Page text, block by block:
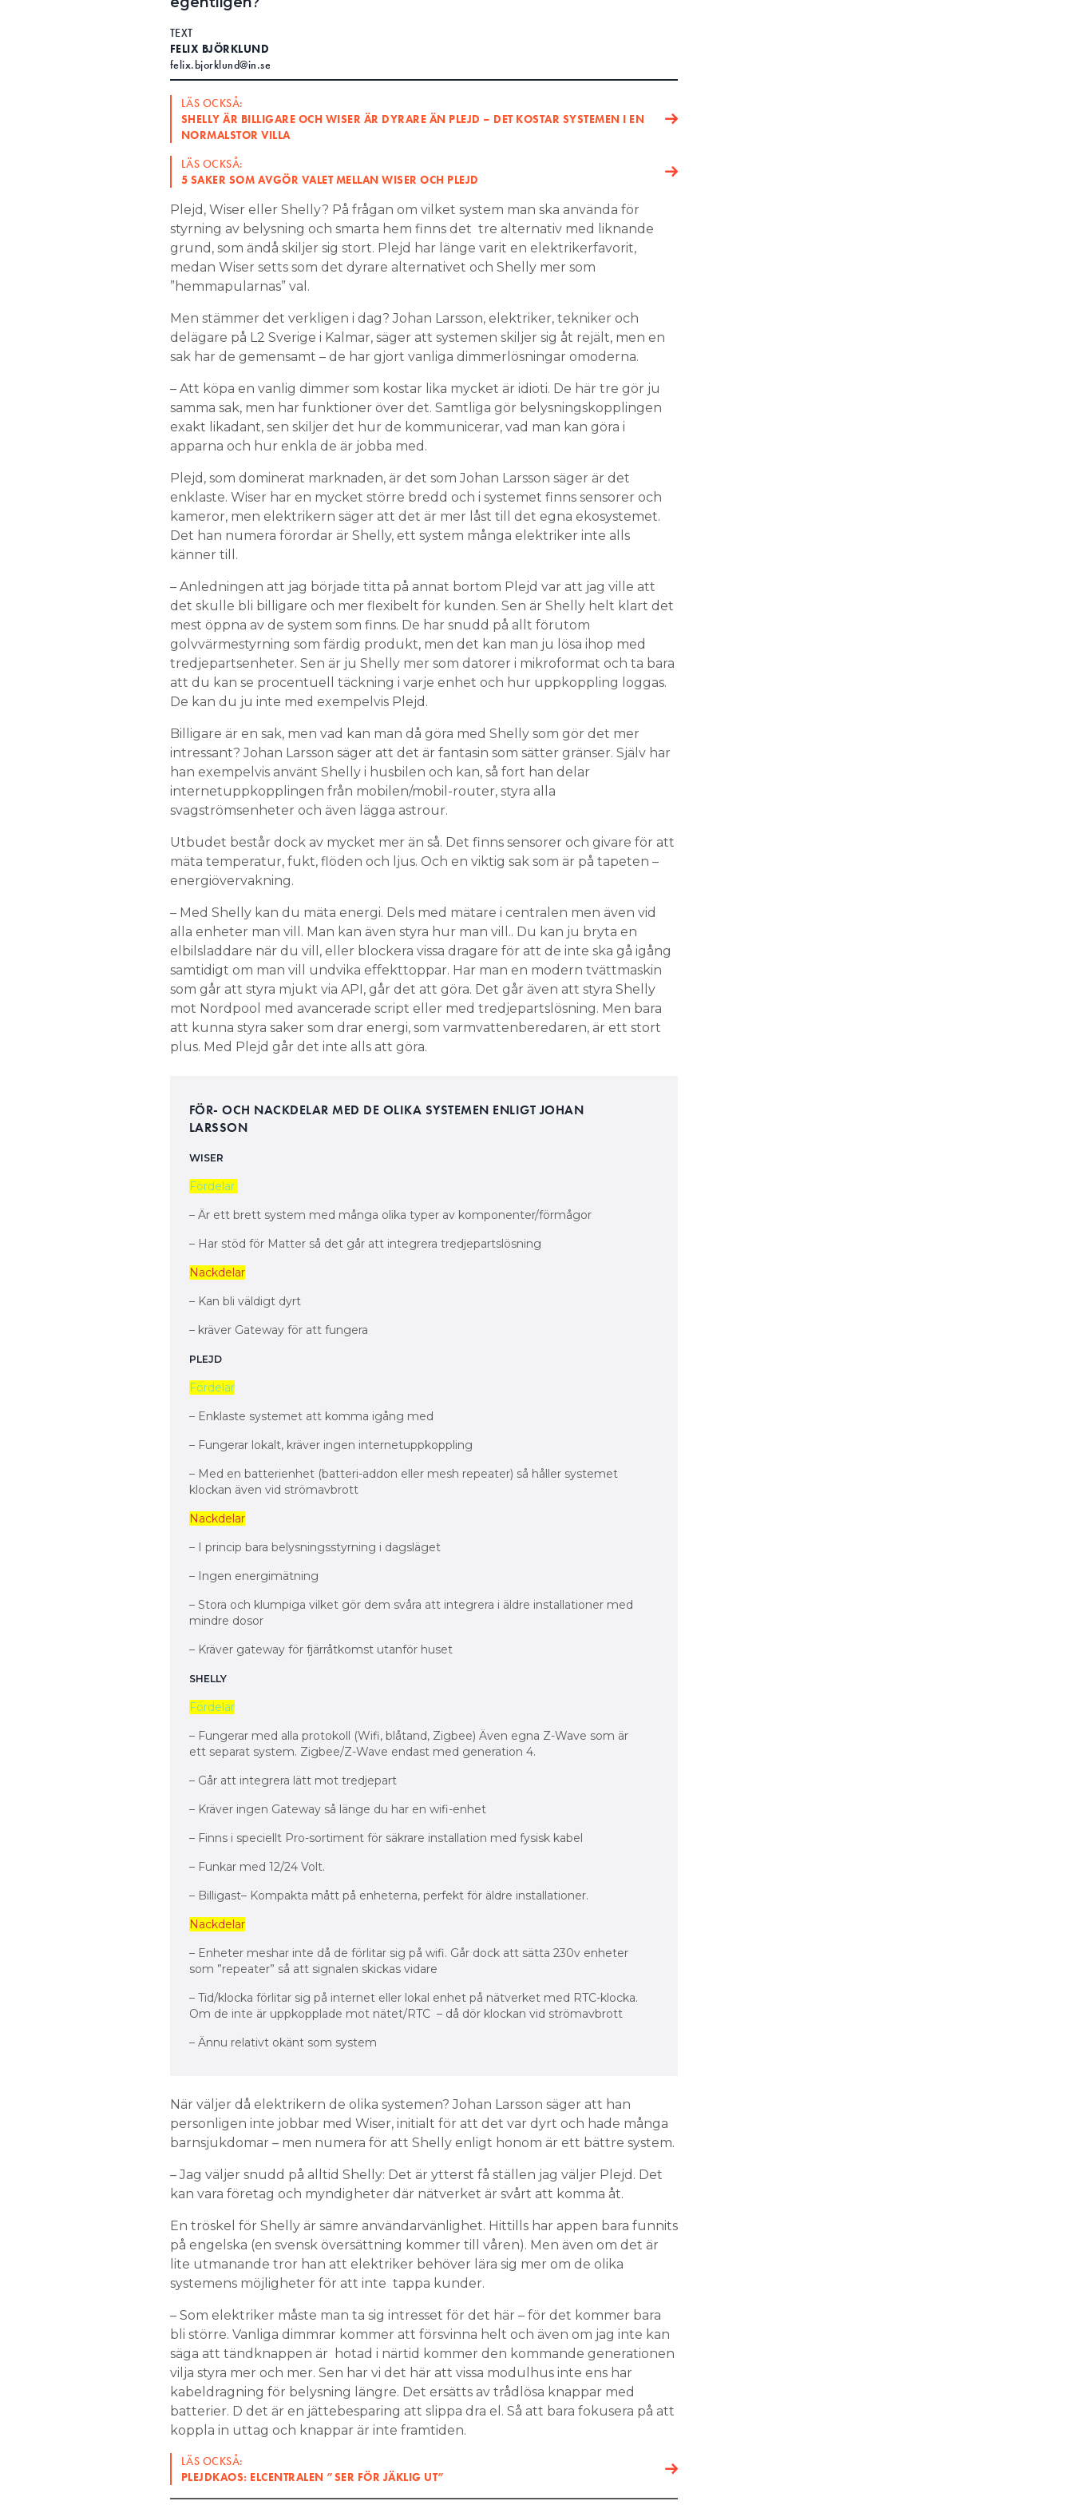
TEXT
FELIX BJÖRKLUND
felix.bjorklund@in.se
LÄS OCKSÅ:
SHELLY ÄR BILLIGARE OCH WISER ÄR DYRARE ÄN PLEJD – DET KOSTAR SYSTEMEN I EN
NORMALSTOR VILLA
LÄS OCKSÅ:
5 SAKER SOM AVGÖR VALET MELLAN WISER OCH PLEJD
Plejd, Wiser eller Shelly? På frågan om vilket system man ska använda för
styrning av belysning och smarta hem finns det tre alternativ med liknande
grund, som ändå skiljer sig stort. Plejd har länge varit en elektrikerfavorit,
medan Wiser setts som det dyrare alternativet och Shelly mer som
”hemmapularnas” val.
Men stämmer det verkligen i dag? Johan Larsson, elektriker, tekniker och
delägare på L2 Sverige i Kalmar, säger att systemen skiljer sig åt rejält, men en
sak har de gemensamt – de har gjort vanliga dimmerlösningar omoderna.
– Att köpa en vanlig dimmer som kostar lika mycket är idioti. De här tre gör ju
samma sak, men har funktioner över det. Samtliga gör belysningskopplingen
exakt likadant, sen skiljer det hur de kommunicerar, vad man kan göra i
apparna och hur enkla de är jobba med.
Plejd, som dominerat marknaden, är det som Johan Larsson säger är det
enklaste. Wiser har en mycket större bredd och i systemet finns sensorer och
kameror, men elektrikern säger att det är mer låst till det egna ekosystemet.
Det han numera förordar är Shelly, ett system många elektriker inte alls
känner till.
– Anledningen att jag började titta på annat bortom Plejd var att jag ville att
det skulle bli billigare och mer flexibelt för kunden. Sen är Shelly helt klart det
mest öppna av de system som finns. De har snudd på allt förutom
golvvärmestyrning som färdig produkt, men det kan man ju lösa ihop med
tredjepartsenheter. Sen är ju Shelly mer som datorer i mikroformat och ta bara
att du kan se procentuell täckning i varje enhet och hur uppkoppling loggas.
De kan du ju inte med exempelvis Plejd.
Billigare är en sak, men vad kan man då göra med Shelly som gör det mer
intressant? Johan Larsson säger att det är fantasin som sätter gränser. Själv har
han exempelvis använt Shelly i husbilen och kan, så fort han delar
internetuppkopplingen från mobilen/mobil-router, styra alla
svagströmsenheter och även lägga astrour.
Utbudet består dock av mycket mer än så. Det finns sensorer och givare för att
mäta temperatur, fukt, flöden och ljus. Och en viktig sak som är på tapeten –
energiövervakning.
– Med Shelly kan du mäta energi. Dels med mätare i centralen men även vid
alla enheter man vill. Man kan även styra hur man vill.. Du kan ju bryta en
elbilsladdare när du vill, eller blockera vissa dragare för att de inte ska gå igång
samtidigt om man vill undvika effekttoppar. Har man en modern tvättmaskin
som går att styra mjukt via API, går det att göra. Det går även att styra Shelly
mot Nordpool med avancerade script eller med tredjepartslösning. Men bara
att kunna styra saker som drar energi, som varmvattenberedaren, är ett stort
plus. Med Plejd går det inte alls att göra.
FÖR- OCH NACKDELAR MED DE OLIKA SYSTEMEN ENLIGT JOHAN
LARSSON
WISER
Fördelar
– Är ett brett system med många olika typer av komponenter/förmågor
– Har stöd för Matter så det går att integrera tredjepartslösning
Nackdelar
– Kan bli väldigt dyrt
– kräver Gateway för att fungera
PLEJD
Fördelar
– Enklaste systemet att komma igång med
– Fungerar lokalt, kräver ingen internetuppkoppling
– Med en batterienhet (batteri-addon eller mesh repeater) så håller systemet
klockan även vid strömavbrott
Nackdelar
– I princip bara belysningsstyrning i dagsläget
– Ingen energimätning
– Stora och klumpiga vilket gör dem svåra att integrera i äldre installationer med
mindre dosor
– Kräver gateway för fjärråtkomst utanför huset
SHELLY
Fördelar
– Fungerar med alla protokoll (Wifi, blåtand, Zigbee) Även egna Z-Wave som är
ett separat system. Zigbee/Z-Wave endast med generation 4.
– Går att integrera lätt mot tredjepart
– Kräver ingen Gateway så länge du har en wifi-enhet
– Finns i speciellt Pro-sortiment för säkrare installation med fysisk kabel
– Funkar med 12/24 Volt.
– Billigast– Kompakta mått på enheterna, perfekt för äldre installationer.
Nackdelar
– Enheter meshar inte då de förlitar sig på wifi. Går dock att sätta 230v enheter
som ”repeater” så att signalen skickas vidare
– Tid/klocka förlitar sig på internet eller lokal enhet på nätverket med RTC-klocka.
Om de inte är uppkopplade mot nätet/RTC – då dör klockan vid strömavbrott
– Ännu relativt okänt som system
När väljer då elektrikern de olika systemen? Johan Larsson säger att han
personligen inte jobbar med Wiser, initialt för att det var dyrt och hade många
barnsjukdomar – men numera för att Shelly enligt honom är ett bättre system.
– Jag väljer snudd på alltid Shelly: Det är ytterst få ställen jag väljer Plejd. Det
kan vara företag och myndigheter där nätverket är svårt att komma åt.
En tröskel för Shelly är sämre användarvänlighet. Hittills har appen bara funnits
på engelska (en svensk översättning kommer till våren). Men även om det är
lite utmanande tror han att elektriker behöver lära sig mer om de olika
systemens möjligheter för att inte tappa kunder.
– Som elektriker måste man ta sig intresset för det här – för det kommer bara
bli större. Vanliga dimmrar kommer att försvinna helt och även om jag inte kan
säga att tändknappen är hotad i närtid kommer den kommande generationen
vilja styra mer och mer. Sen har vi det här att vissa modulhus inte ens har
kabeldragning för belysning längre. Det ersätts av trådlösa knappar med
batterier. D det är en jättebesparing att slippa dra el. Så att bara fokusera på att
koppla in uttag och knappar är inte framtiden.
LÄS OCKSÅ:
PLEJDKAOS: ELCENTRALEN ”SER FÖR JÄKLIG UT”